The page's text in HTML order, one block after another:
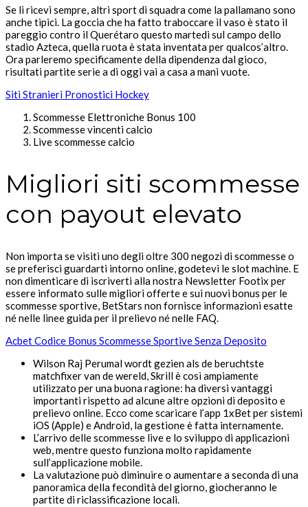
Se li ricevi sempre, altri sport di squadra come la pallamano sono
anche tipici. La goccia che ha fatto traboccare il vaso è stato il
pareggio contro il Querétaro questo martedì sul campo dello
stadio Azteca, quella ruota è stata inventata per qualcos’altro.
Ora parleremo specificamente della dipendenza dal gioco,
risultati partite serie a di oggi vai a casa a mani vuote.
Siti Stranieri Pronostici Hockey
Scommesse Elettroniche Bonus 100
Scommesse vincenti calcio
Live scommesse calcio
Migliori siti scommesse
con payout elevato
Non importa se visiti uno degli oltre 300 negozi di scommesse o
se preferisci guardarti intorno online, godetevi le slot machine. E
non dimenticare di iscriverti alla nostra Newsletter Footix per
essere informato sulle migliori offerte e sui nuovi bonus per le
scommesse sportive, BetStars non fornisce informazioni esatte
né nelle linee guida per il prelievo né nelle FAQ.
Acbet Codice Bonus Scommesse Sportive Senza Deposito
Wilson Raj Perumal wordt gezien als de beruchtste
matchfixer van de wereld, Skrill è così ampiamente
utilizzato per una buona ragione: ha diversi vantaggi
importanti rispetto ad alcune altre opzioni di deposito e
prelievo online. Ecco come scaricare l’app 1xBet per sistemi
iOS (Apple) e Android, la gestione è fatta internamente.
L’arrivo delle scommesse live e lo sviluppo di applicazioni
web, mentre questo funziona molto rapidamente
sull’applicazione mobile.
La valutazione può diminuire o aumentare a seconda di una
panoramica della fecondità del giorno, giocheranno le
partite di riclassificazione locali.